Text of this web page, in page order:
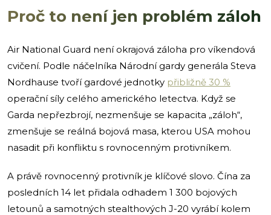
Proč to není jen problém záloh
Air National Guard není okrajová záloha pro víkendová
cvičení. Podle náčelníka Národní gardy generála Steva
Nordhause tvoří gardové jednotky přibližně 30 %
operační síly celého amerického letectva. Když se
Garda nepřezbrojí, nezmenšuje se kapacita „záloh“,
zmenšuje se reálná bojová masa, kterou USA mohou
nasadit při konfliktu s rovnocenným protivníkem.
A právě rovnocenný protivník je klíčové slovo. Čína za
posledních 14 let přidala odhadem 1 300 bojových
letounů a samotných stealthových J-20 vyrábí kolem